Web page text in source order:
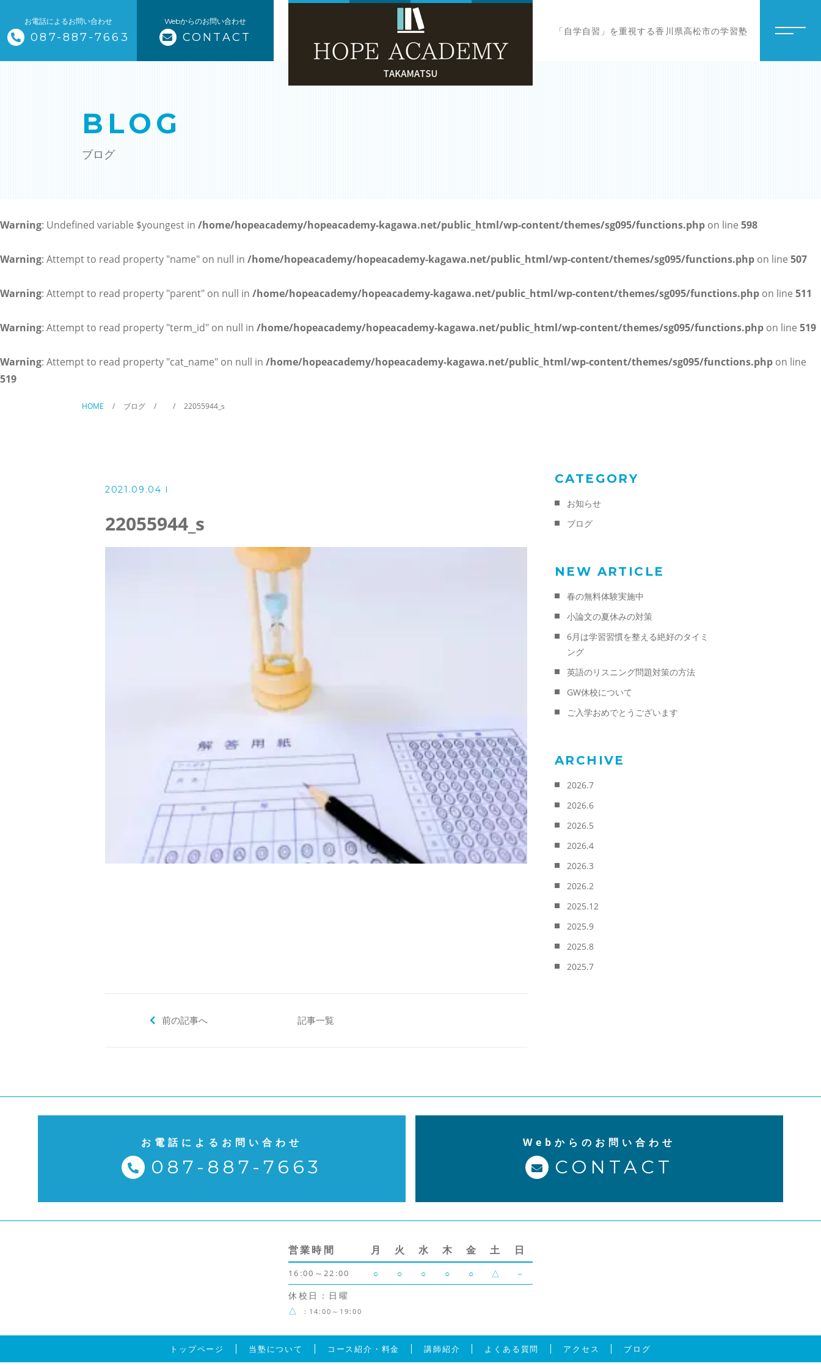
お電話によるお問い合わせ
087-887-7663
Webからのお問い合わせ
CONTACT 「自学自習」を重視する香川県高松市の学習塾
トップページ
高校生コース（3科目）
よくある質問
アクセス
当塾からのお知らせ
お問い合わせ
BLOG
ブログ
Warning: Undefined variable $youngest in /home/hopeacademy/hopeacademy-kagawa.net/public_html/wp-content/themes/sg095/functions.php on line 598
Warning: Attempt to read property "name" on null in /home/hopeacademy/hopeacademy-kagawa.net/public_html/wp-content/themes/sg095/functions.php on line 507
Warning: Attempt to read property "parent" on null in /home/hopeacademy/hopeacademy-kagawa.net/public_html/wp-content/themes/sg095/functions.php on line 511
Warning: Attempt to read property "term_id" on null in /home/hopeacademy/hopeacademy-kagawa.net/public_html/wp-content/themes/sg095/functions.php on line 519
Warning: Attempt to read property "cat_name" on null in /home/hopeacademy/hopeacademy-kagawa.net/public_html/wp-content/themes/sg095/functions.php on line
519
HOME ブログ 22055944_s
2021.09.04
22055944_s
前の記事へ 記事一覧
CATEGORY
お知らせ
ブログ
NEW ARTICLE
春の無料体験実施中
小論文の夏休みの対策
6月は学習習慣を整える絶好のタイミ
ング
英語のリスニング問題対策の方法
GW休校について
ご入学おめでとうございます
ARCHIVE
2026.7
2026.6
2026.5
2026.4
2026.3
2026.2
2025.12
2025.9
2025.8
2025.7
お電話によるお問い合わせ
087-887-7663
Webからのお問い合わせ
CONTACT
営業時間 月 火 水 木 金 土 日
16:00～22:00 ○ ○ ○ ○ ○ △
－
休校日：日曜
△
：14:00～19:00
トップページ 当塾について コース紹介・料金 講師紹介 よくある質問 アクセス ブログ